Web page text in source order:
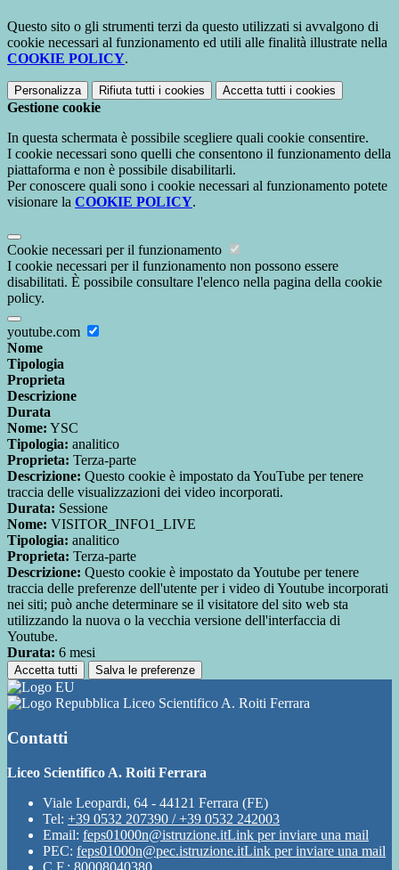
Questo sito o gli strumenti terzi da questo utilizzati si avvalgono di
cookie necessari al funzionamento ed utili alle finalità illustrate nella
COOKIE POLICY.
Personalizza Rifiuta tutti i cookies Accetta tutti i cookies
Gestione cookie
In questa schermata è possibile scegliere quali cookie consentire.
I cookie necessari sono quelli che consentono il funzionamento della
piattaforma e non è possibile disabilitarli.
Per conoscere quali sono i cookie necessari al funzionamento potete
visionare la COOKIE POLICY.
Cookie necessari per il funzionamento
I cookie necessari per il funzionamento non possono essere
disabilitati. È possibile consultare l'elenco nella pagina della cookie
policy.
youtube.com
Nome
Tipologia
Proprieta
Descrizione
Durata
Nome: YSC
Tipologia: analitico
Proprieta: Terza-parte
Descrizione: Questo cookie è impostato da YouTube per tenere
traccia delle visualizzazioni dei video incorporati.
Durata: Sessione
Nome: VISITOR_INFO1_LIVE
Tipologia: analitico
Proprieta: Terza-parte
Descrizione: Questo cookie è impostato da Youtube per tenere
traccia delle preferenze dell'utente per i video di Youtube incorporati
nei siti; può anche determinare se il visitatore del sito web sta
utilizzando la nuova o la vecchia versione dell'interfaccia di
Youtube.
Durata: 6 mesi
Accetta tutti Salva le preferenze
Liceo Scientifico A. Roiti Ferrara
Contatti
Liceo Scientifico A. Roiti Ferrara
Viale Leopardi, 64 - 44121 Ferrara (FE)
Tel: +39 0532 207390 / +39 0532 242003
Email: feps01000n@istruzione.itLink per inviare una mail
PEC: feps01000n@pec.istruzione.itLink per inviare una mail
C.F.: 80008040380